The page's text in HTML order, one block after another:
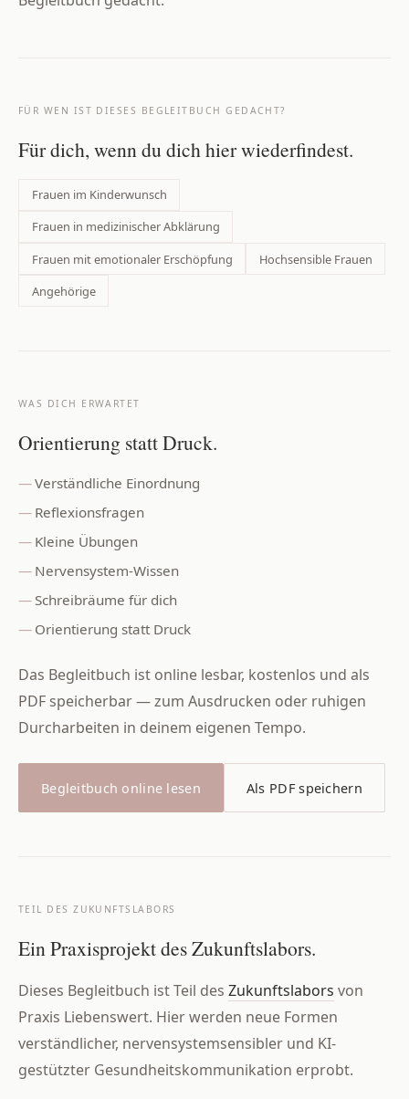
FÜR WEN IST DIESES BEGLEITBUCH GEDACHT?
Für dich, wenn du dich hier wiederfindest.
Frauen im Kinderwunsch
Frauen in medizinischer Abklärung
Frauen mit emotionaler Erschöpfung
Hochsensible Frauen
Angehörige
WAS DICH ERWARTET
Orientierung statt Druck.
Verständliche Einordnung
Reflexionsfragen
Kleine Übungen
Nervensystem-Wissen
Schreibräume für dich
Orientierung statt Druck
Das Begleitbuch ist online lesbar, kostenlos und als
PDF speicherbar — zum Ausdrucken oder ruhigen
Durcharbeiten in deinem eigenen Tempo.
Begleitbuch online lesen Als PDF speichern
TEIL DES ZUKUNFTSLABORS
Ein Praxisprojekt des Zukunftslabors.
Dieses Begleitbuch ist Teil des Zukunftslabors von
Praxis Liebenswert. Hier werden neue Formen
verständlicher, nervensystemsensibler und KI-
gestützter Gesundheitskommunikation erprobt.